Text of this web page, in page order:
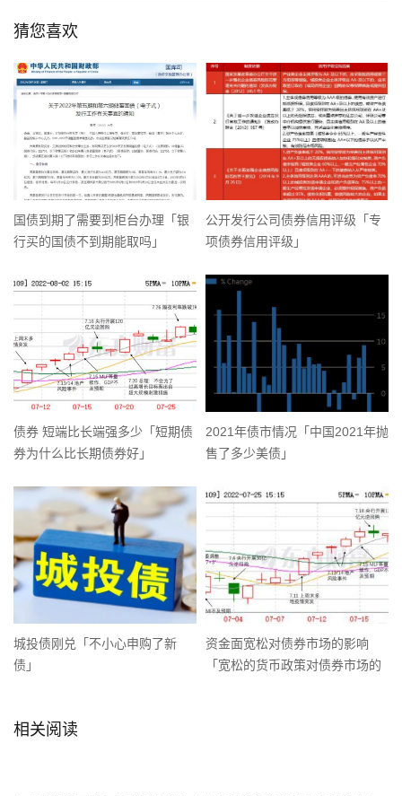
猜您喜欢
国债到期了需要到柜台办理「银
行买的国债不到期能取吗」
公开发行公司债券信用评级「专
项债券信用评级」
债券 短端比长端强多少「短期债
券为什么比长期债券好」
2021年债市情况「中国2021年抛
售了多少美债」
城投债刚兑「不小心申购了新
债」
资金面宽松对债券市场的影响
「宽松的货币政策对债券市场的
相关阅读